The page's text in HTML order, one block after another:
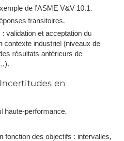
de l’ASME V&V 10.1.
transitoires.
validation et acceptation du
contexte industriel (niveaux de
résultats antérieurs de
en
haute-performance.
fonction des objectifs : intervalles,